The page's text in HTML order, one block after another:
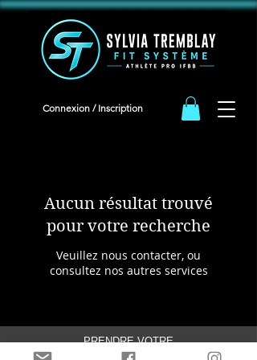
Connexion / Inscription
Aucun résultat trouvé
pour votre recherche
Veuillez nous contacter, ou
consultez nos autres services
PRENDRE VOTRE
RENDEZ-VOUS